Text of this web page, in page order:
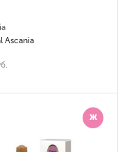
Ascania
Ж